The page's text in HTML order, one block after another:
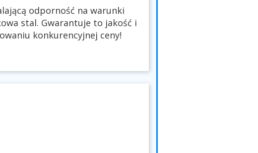
odporność na warunki
stal. Gwarantuje to jakość i
konkurencyjnej ceny!